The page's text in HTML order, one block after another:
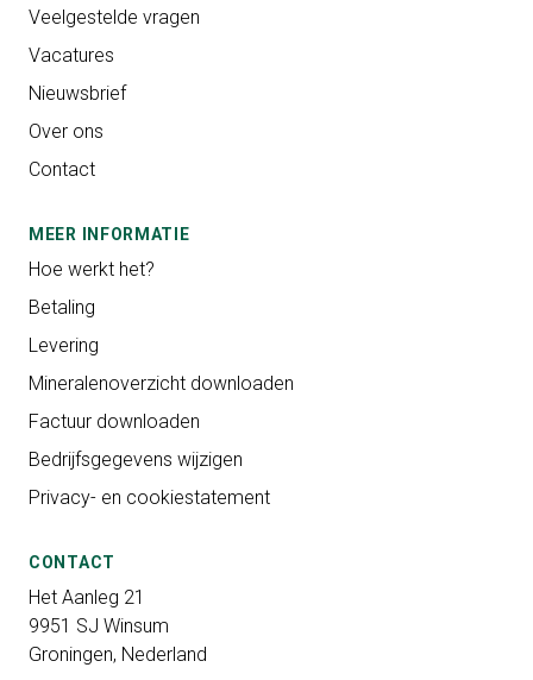
Veelgestelde vragen
Vacatures
Nieuwsbrief
Over ons
Contact
MEER INFORMATIE
Hoe werkt het?
Betaling
Levering
Mineralenoverzicht downloaden
Factuur downloaden
Bedrijfsgegevens wijzigen
Privacy- en cookiestatement
CONTACT
Het Aanleg 21
9951 SJ Winsum
Groningen, Nederland